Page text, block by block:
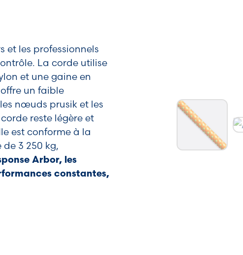
et les professionnels
La corde utilise
et une gaine en
un faible
nœuds prusik et les
reste légère et
est conforme à la
de 3 250 kg,
Arbor, les
constantes,